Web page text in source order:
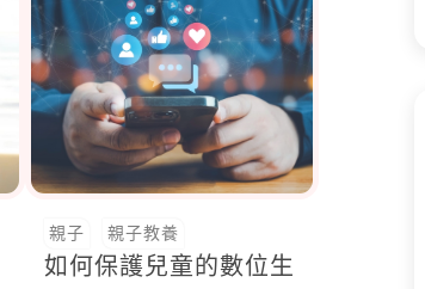
親子 親子教養
如何保護兒童的數位生